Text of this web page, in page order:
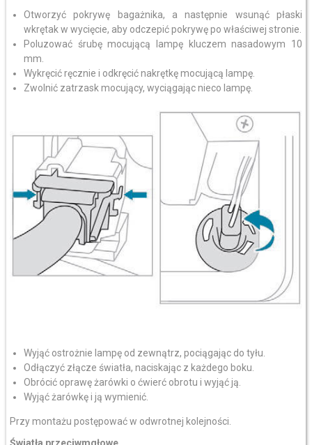
Otworzyć pokrywę bagażnika, a następnie wsunąć płaski
wkrętak w wycięcie, aby odczepić pokrywę po właściwej stronie.
Poluzować śrubę mocującą lampę kluczem nasadowym 10
mm.
Wykręcić ręcznie i odkręcić nakrętkę mocującą lampę.
Zwolnić zatrzask mocujący, wyciągając nieco lampę.
Wyjąć ostrożnie lampę od zewnątrz, pociągając do tyłu.
Odłączyć złącze światła, naciskając z każdego boku.
Obrócić oprawę żarówki o ćwierć obrotu i wyjąć ją.
Wyjąć żarówkę i ją wymienić.
Przy montażu postępować w odwrotnej kolejności.